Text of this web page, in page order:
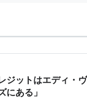
ットはエディ・ヴ
にある」